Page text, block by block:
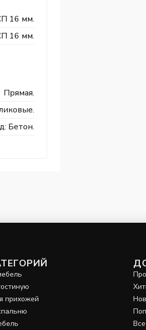
16 мм.
16 мм.
Прямая.
Бетон.
прихожей